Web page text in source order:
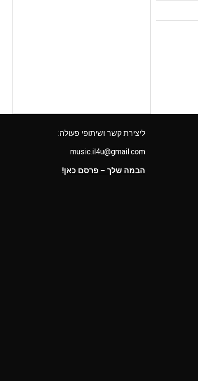
ליצירת קשר ושיתופי פעולה:
music.il4u@gmail.com
הבמה שלך – פרסם כאן!